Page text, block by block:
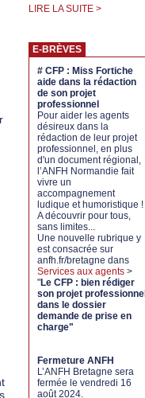
LIRE LA SUITE >
E-BRÈVES
# CFP : Miss Fortiche
aide dans la rédaction
de son projet
professionnel
Pour aider les agents
désireux dans la
rédaction de leur projet
professionnel, en plus
d'un document régional,
l’ANFH Normandie fait
vivre un
accompagnement
ludique et humoristique !
A découvrir pour tous,
sans limites...
Une nouvelle rubrique y
est consacrée sur
anfh.fr/bretagne dans
Services aux agents >
"Le CFP : bien rédiger
son projet professionnel
dans le dossier
demande de prise en
charge"
Fermeture ANFH
L’ANFH Bretagne sera
fermée le vendredi 16
août 2024.